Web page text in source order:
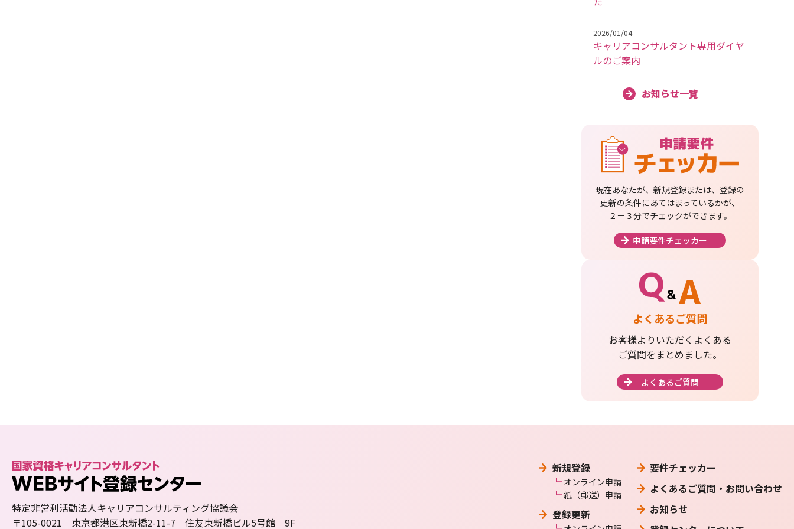
2026/01/04
キャリアコンサルタント専用ダイヤ
ルのご案内
お知らせ一覧
現在あなたが、新規登録または、登録の
更新の条件にあてはまっているかが、
２－３分でチェックができます。
申請要件チェッカー
よくあるご質問
お客様よりいただくよくある
ご質問をまとめました。
よくあるご質問
特定非営利活動法人キャリアコンサルティング協議会
〒105-0021 東京都港区東新橋2-11-7 住友東新橋ビル5号館 9F
新規登録
オンライン申請
紙（郵送）申請
登録更新
要件チェッカー
よくあるご質問・お問い合わせ
お知らせ